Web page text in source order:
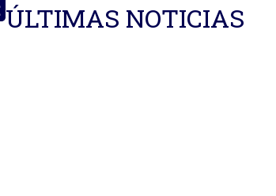
ÚLTIMAS NOTICIAS